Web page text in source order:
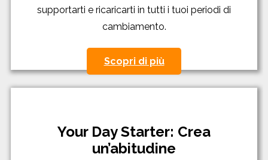
supportarti e ricaricarti in tutti i tuoi periodi di
cambiamento.
Scopri di più
Your Day Starter: Crea
un’abitudine